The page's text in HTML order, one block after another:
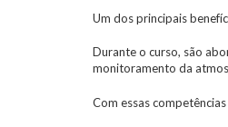
Um dos principais
Durante o curso, são
monitoramento da
Com essas